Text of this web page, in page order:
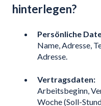
hinterlegen?
Persönliche
Name, Adresse,
Adresse.
Vertragsdaten:
Arbeitsbeginn,
Woche (Soll-